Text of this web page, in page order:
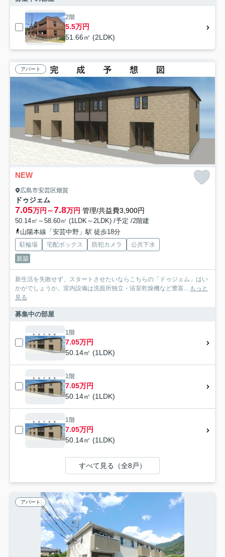
2階
5.5万円
51.66㎡ (2LDK)
アパート
NEW
広島市安芸区畑賀
ドゥジェム
7.05万円～7.8万円 管理/共益費3,900円
50.14㎡～58.60㎡ (1LDK～2LDK) /予定 /2階建
山陽本線「安芸中野」駅 徒歩18分
駐輪場 宅配ボックス 防犯カメラ
公共下水
新築
新生活を失敗せず、スタートさせたいならこちらの「ドゥジェム」はい
かがでしょうか。室内設備は洗面所独立・浴室乾燥機など豊富... もっと
見る
募集中の部屋
1階
7.05万円
50.14㎡ (1LDK)
1階
7.05万円
50.14㎡ (1LDK)
1階
7.05万円
50.14㎡ (1LDK)
すべて見る（全8戸）
アパート